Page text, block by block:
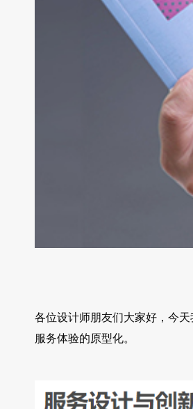
各位设计师朋友们大家好，今
服务体验的原型化。